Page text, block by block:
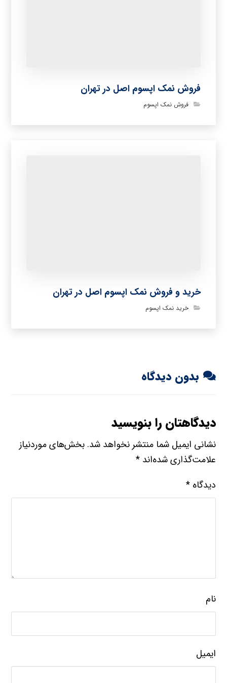
فروش نمک اپسوم اصل در تهران
فروش نمک اپسوم
خرید و فروش نمک اپسوم اصل در تهران
خرید نمک اپسوم
بدون دیدگاه
دیدگاهتان را بنویسید
نشانی ایمیل شما منتشر نخواهد شد. بخش‌های موردنیاز
علامت‌گذاری شده‌اند*
دیدگاه*
نام
ایمیل